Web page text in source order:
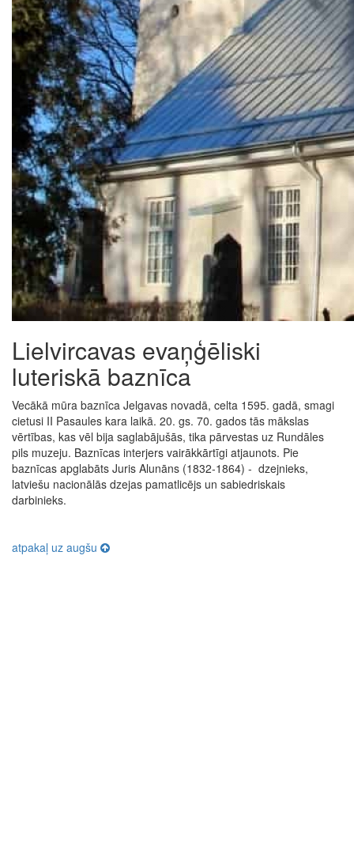
Lielvircavas evaņģēliski
luteriskā baznīca
Vecākā mūra baznīca Jelgavas novadā, celta 1595. gadā, smagi
cietusi II Pasaules kara laikā. 20. gs. 70. gados tās mākslas
vērtības, kas vēl bija saglabājušās, tika pārvestas uz Rundāles
pils muzeju. Baznīcas interjers vairākkārtīgi atjaunots. Pie
baznīcas apglabāts Juris Alunāns (1832-1864) - dzejnieks,
latviešu nacionālās dzejas pamatlicējs un sabiedriskais
darbinieks.
atpakaļ uz augšu